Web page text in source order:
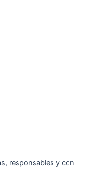
responsables y con